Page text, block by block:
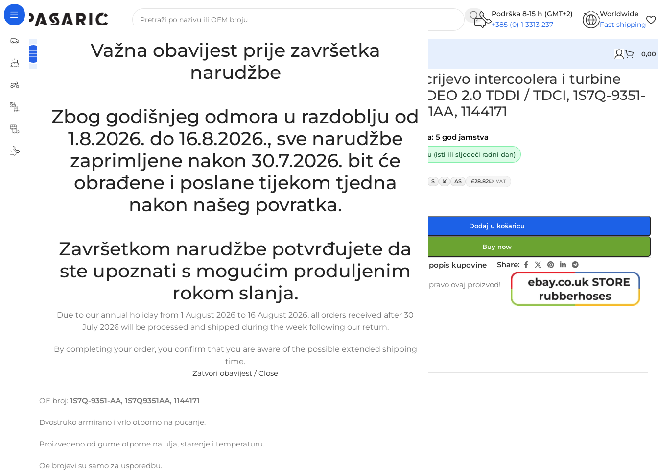
Važna obavijest prije završetka
narudžbe
Zbog godišnjeg odmora u razdoblju od
1.8.2026. do 16.8.2026., sve narudžbe
zaprimljene nakon 30.7.2026. bit će
obrađene i poslane tijekom tjedna
nakon našeg povratka.
Završetkom narudžbe potvrđujete da
ste upoznati s mogućim produljenim
rokom slanja.
Due to our annual holiday from 1 August 2026 to 16 August 2026, all orders received after 30
July 2026 will be processed and shipped during the week following our return.
By completing your order, you confirm that you are aware of the possible extended shipping
time.
Zatvori obavijest / Close
Podrška 8-15 h (GMT+2)
+385 (0) 1 3313 237
Worldwide
Fast shipping
Naslovna Za Tvrtke I Obrte – B2B Registracija 0,00
Zamjensko crijevo intercoolera i turbine FORD MONDEO 2.0 TDDI / TDCI, 1S7Q-9351-AA, 1S7Q9351AA, 1144171
Zamjensko crijevo intercoolera i turbine
FORD MONDEO 2.0 TDDI / TDCI, 1S7Q-9351-
AA, 1S7Q9351AA, 1144171
SKU:2-1-5
Stanje:Novo |Garancija: 5 god jamstva
Dostupno uz narudžbu (isti ili sljedeći radni dan)
42,00€ $ ¥ A$ £28.82EX VAT
33,60 €ex VAT
Dodaj u košaricu
Buy now
Usporedi Dodaj na popis kupovine Share:
Osoba gleda upravo ovaj proizvod!
Metode plaćanja:
PLAĆANJA
FORD MONDEO 2.0 TDDI / TDCI
OE broj: 1S7Q-9351-AA, 1S7Q9351AA, 1144171
Dvostruko armirano i vrlo otporno na pucanje.
Proizvedeno od gume otporne na ulja, starenje i temperaturu.
Oe brojevi su samo za usporedbu.